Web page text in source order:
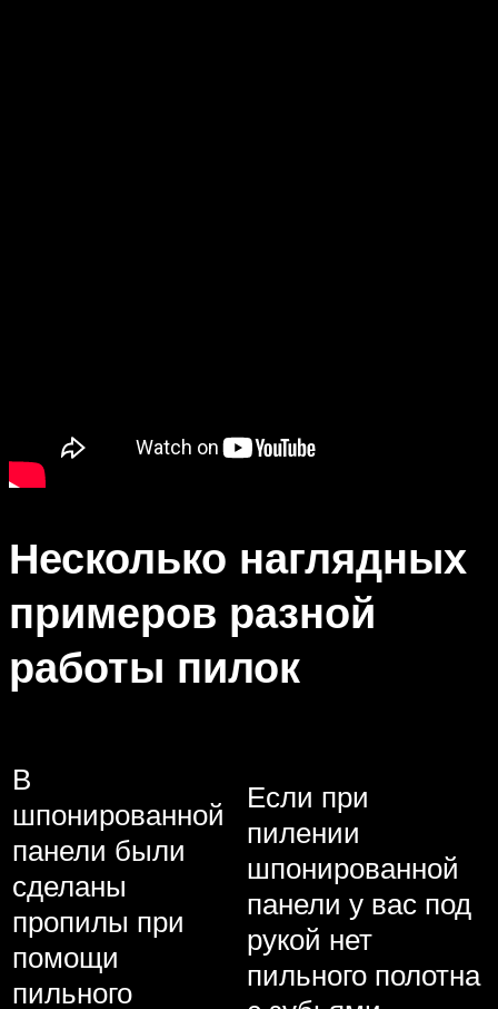
Несколько наглядных
примеров разной
работы пилок
В
шпонированной
панели были
сделаны
пропилы при
помощи
пильного
Если при
пилении
шпонированной
панели у вас под
рукой нет
пильного полотна